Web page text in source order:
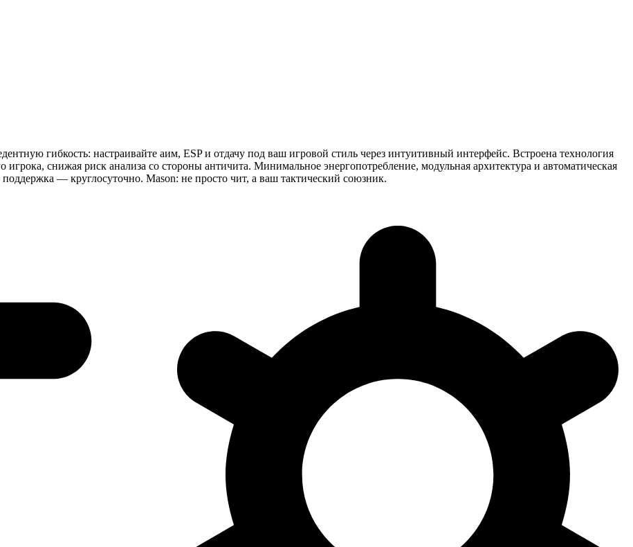
гибкость: настраивайте аим, ESP и отдачу под ваш игровой стиль через интуитивный интерфейс. Встроена технология
снижая риск анализа со стороны античита. Минимальное энергопотребление, модульная архитектура и автоматическая
— круглосуточно. Mason: не просто чит, а ваш тактический союзник.